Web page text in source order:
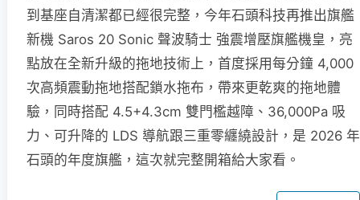
到基座自清潔都已經很完整，今年石頭科技再推出旗艦
新機 Saros 20 Sonic 聲波騎士 強震增壓旗艦機皇，亮
點放在全新升級的拖地技術上，首度採用每分鐘 4,000
次高頻震動拖地搭配鎖水拖布，帶來更乾爽的拖地體
驗，同時搭配 4.5+4.3cm 雙門檻越障、36,000Pa 吸
力、可升降的 LDS 導航跟三重零纏繞設計，是 2026 年
石頭的年度旗艦，這次就完整開箱給大家看。